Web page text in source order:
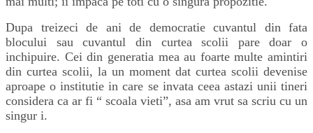
Dupa treizeci de ani de democratie cuvantul din fata
blocului sau cuvantul din curtea scolii pare doar o
inchipuire. Cei din generatia mea au foarte multe amintiri
din curtea scolii, la un moment dat curtea scolii devenise
aproape o institutie in care se invata ceea astazi unii tineri
considera ca ar fi “ scoala vieti”, asa am vrut sa scriu cu un
singur i.